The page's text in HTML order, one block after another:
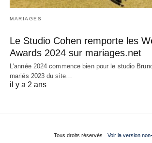
MARIAGES
Le Studio Cohen remporte les
Awards 2024 sur mariages.net
L'année 2024 commence bien pour le studio
mariés 2023 du site…
il y a 2 ans
Tous droits réservés Voir la version